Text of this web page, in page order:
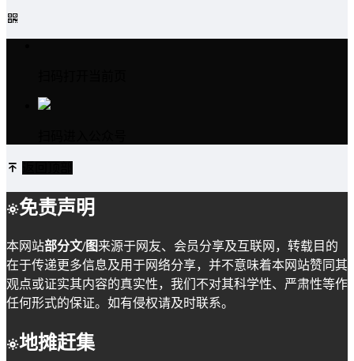
免责声明
本网站部分文/图来源于网友、会员分享及互联网，转载目的
在于传递更多信息及用于网络分享，并不意味着本网站赞同其
观点或证实其内容的真实性，我们不对其科学性、严肃性等作
任何形式的保证。如有侵权请及时联系。
地摊赶集